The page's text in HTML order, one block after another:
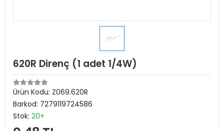
620R Direnç (1 adet 1/4W)
Ürün Kodu: Z069.620R
Barkod: 7279119724586
Stok: 20+